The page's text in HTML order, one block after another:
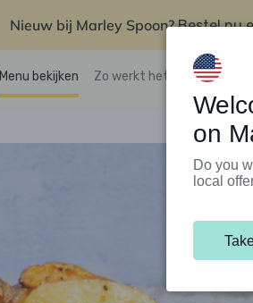
Nieuw bij Marley Spoon?Bestel nu
Menu bekijken Zo werkt het
on
Do you
local